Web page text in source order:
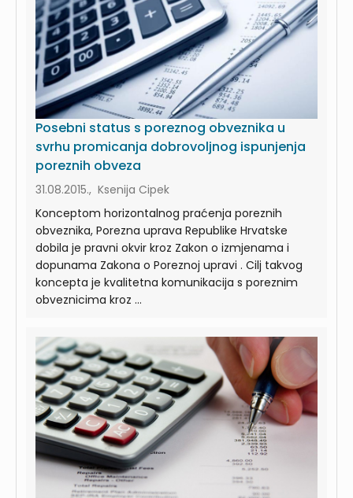
Posebni status s poreznog obveznika u
svrhu promicanja dobrovoljnog ispunjenja
poreznih obveza
31.08.2015., Ksenija Cipek
Konceptom horizontalnog praćenja poreznih
obveznika, Porezna uprava Republike Hrvatske
dobila je pravni okvir kroz Zakon o izmjenama i
dopunama Zakona o Poreznoj upravi . Cilj takvog
koncepta je kvalitetna komunikacija s poreznim
obveznicima kroz ...